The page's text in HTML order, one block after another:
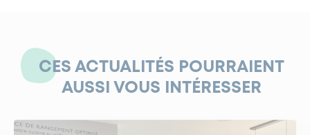
CES ACTUALITÉS POURRAIENT
AUSSI VOUS INTÉRESSER